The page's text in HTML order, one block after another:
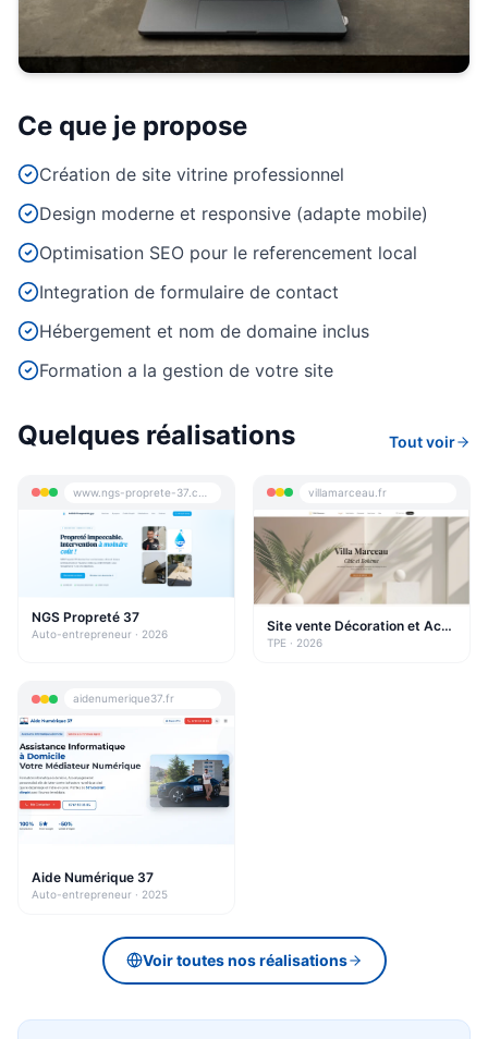
Besoin d'aide informatique ?
Ce que je propose
Création de site vitrine professionnel
Design moderne et responsive (adapte mobile)
Optimisation SEO pour le referencement local
Integration de formulaire de contact
Hébergement et nom de domaine inclus
Formation a la gestion de votre site
Quelques réalisations Tout voir
NGS Propreté 37
Auto-entrepreneur · 2026
villamarceau.fr
Site vente Décoration et Accessoires de la maison
TPE · 2026
aidenumerique37.fr
Aide Numérique 37
Auto-entrepreneur · 2025
Voir toutes nos réalisations